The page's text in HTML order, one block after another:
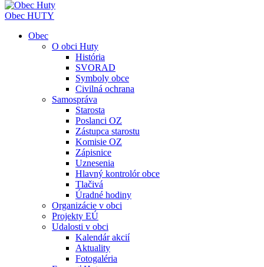
Obec HUTY
Obec
O obci Huty
História
SVORAD
Symboly obce
Civilná ochrana
Samospráva
Starosta
Poslanci OZ
Zástupca starostu
Komisie OZ
Zápisnice
Uznesenia
Hlavný kontrolór obce
Tlačivá
Úradné hodiny
Organizácie v obci
Projekty EÚ
Udalosti v obci
Kalendár akcií
Aktuality
Fotogaléria